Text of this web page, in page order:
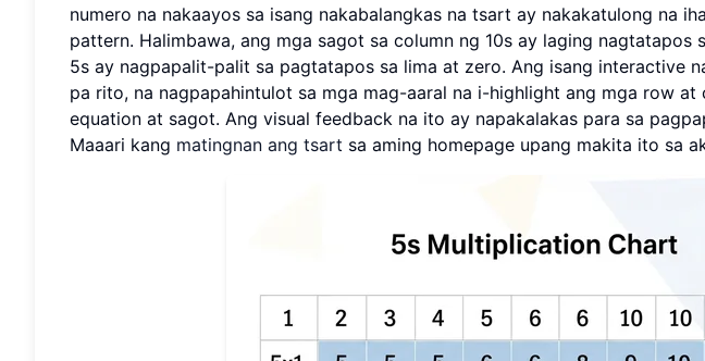
numero na nakaayos sa isang nakabalangkas na tsart ay nakakatulong na
pattern. Halimbawa, ang mga sagot sa column ng 10s ay laging nagtatapos
5s ay nagpapalit-palit sa pagtatapos sa lima at zero. Ang isang interactive
pa rito, na nagpapahintulot sa mga mag-aaral na i-highlight ang mga row at
equation at sagot. Ang visual feedback na ito ay napakalakas para sa
Maaari kang matingnan ang tsart sa aming homepage upang makita ito sa